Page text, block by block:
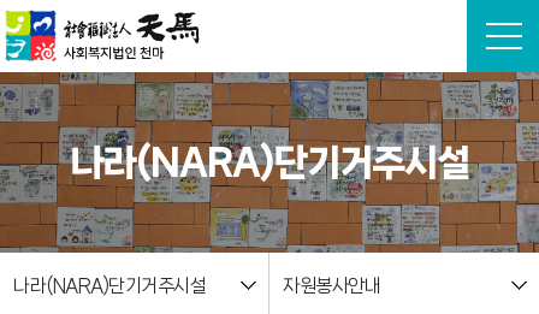
본문 바로가기
나라(NARA)단기거주시설
나라(NARA)단기거주시설 자원봉사안내